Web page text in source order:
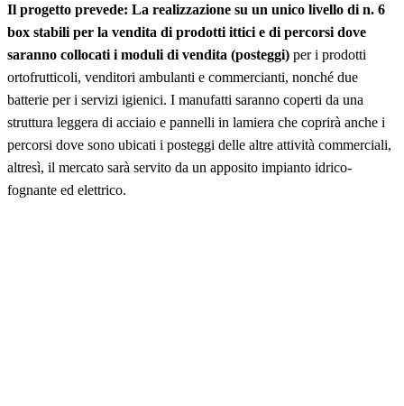
Il progetto prevede: La realizzazione su un unico livello di n. 6
box stabili per la vendita di prodotti ittici e di percorsi dove
saranno collocati i moduli di vendita (posteggi) per i prodotti
ortofrutticoli, venditori ambulanti e commercianti, nonché due
batterie per i servizi igienici. I manufatti saranno coperti da una
struttura leggera di acciaio e pannelli in lamiera che coprirà anche i
percorsi dove sono ubicati i posteggi delle altre attività commerciali,
altresì, il mercato sarà servito da un apposito impianto idrico-
fognante ed elettrico.